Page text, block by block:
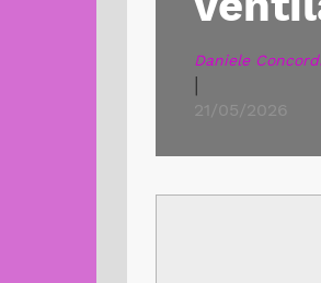
Daniele
|
21/05/2026